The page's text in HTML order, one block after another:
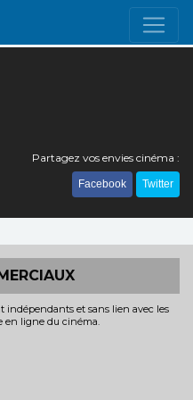
Partagez vos envies cinéma :
Facebook Twitter
indépendants et sans lien avec les
en ligne du cinéma.